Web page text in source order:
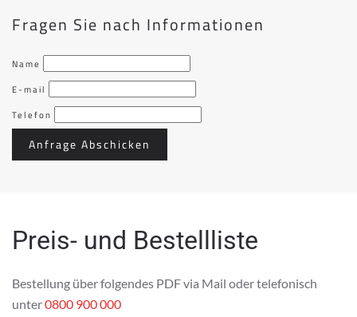
Fragen Sie nach Informationen
Name
E-mail
Telefon
Anfrage Abschicken
Preis- und Bestellliste
Bestellung über folgendes PDF via Mail oder telefonisch
unter0800 900 000